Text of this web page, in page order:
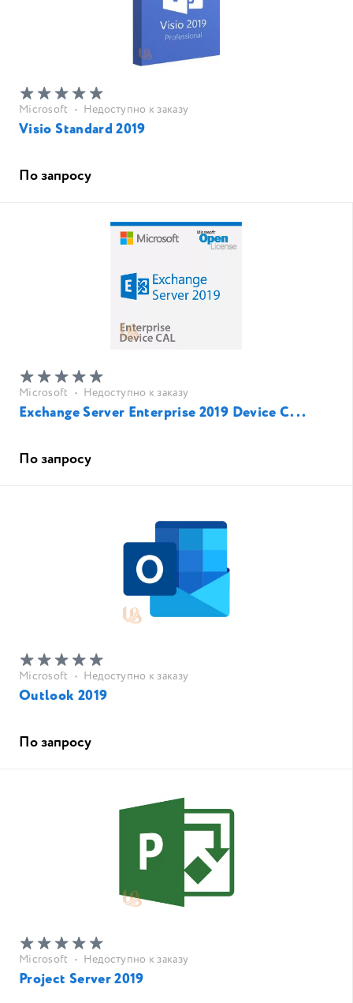
Microsoft • Недоступно к заказу
Visio Standard 2019
По запросу
Microsoft • Недоступно к заказу
Exchange Server Enterprise 2019 Device C...
По запросу
Microsoft • Недоступно к заказу
Outlook 2019
По запросу
Microsoft • Недоступно к заказу
Project Server 2019